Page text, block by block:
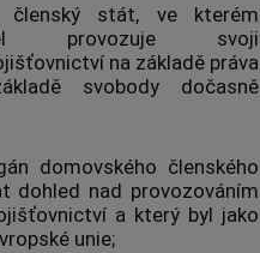
členský stát, ve kterém
provozuje svoji
na základě práva
svobody dočasně
domovského členského
dohled nad provozováním
a který byl jako
unie;